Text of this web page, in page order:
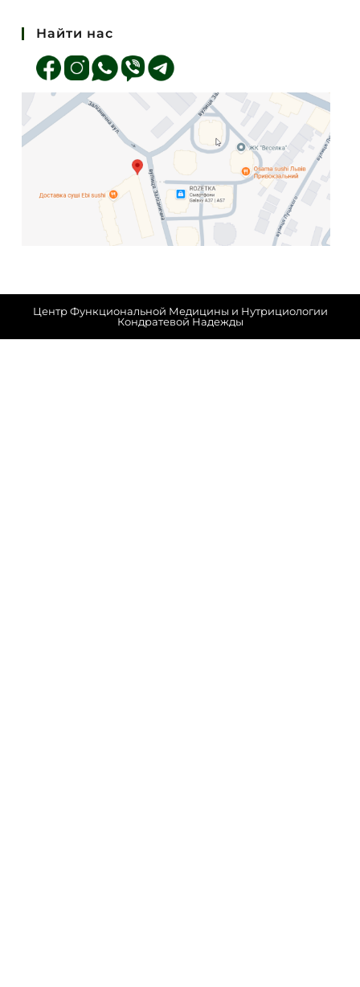
Найти нас
Центр Функциональной Медицины и Нутрициологии
Кондратевой Надежды